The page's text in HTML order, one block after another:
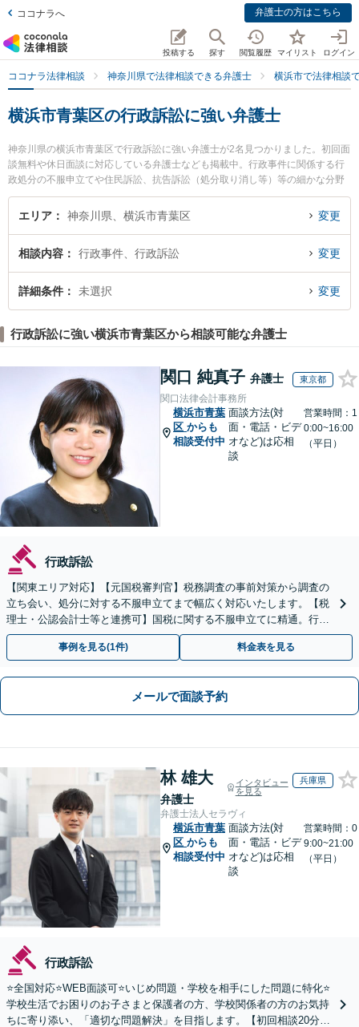
ココナラへ 弁護士の方はこちら
投稿する 探す 閲覧履歴 マイリスト ログイン
ココナラ法律相談 神奈川県で法律相談できる弁護士 横浜市で法律相談
横浜市青葉区の行政訴訟に強い弁護士
神奈川県の横浜市青葉区で行政訴訟に強い弁護士が2名見つかりました。初回面
談無料や休日面談に対応している弁護士なども掲載中。行政事件に関係する行
政処分の不服申立てや住民訴訟、抗告訴訟（処分取り消し等）等の細かな分野
での絞り込み検索もでき便利です。特にアスールたまプラ法律事務所の猪野 匡
史弁護士や青葉台法律事務所の佐々木 博征弁護士のプロフィール情報や弁護士
決の実績豊富な近くの弁護士を検索したい』『初回相談無料で行政訴訟を法律
相談できる横浜市青葉区内の弁護士に相談予約したい』などでお困りの相談者
さんにおすすめです。
エリア 神奈川県、横浜市青葉区 変更
相談内容 行政事件、行政訴訟 変更
詳細条件 未選択 変更
行政訴訟に強い横浜市青葉区から相談可能な弁護士
関口 純真子 弁護士 東京都
関口法律会計事務所
横浜市青葉
区 からも
相談受付中
面談方法(対
面・電話・ビデ
オなど)は応相
談
営業時間：1
0:00~16:00
（平日）
行政訴訟
【関東エリア対応】【元国税審判官】税務調査の事前対策から調査の
立ち会い、処分に対する不服申立てまで幅広く対応いたします。【税
理士・公認会計士等と連携可】国税に関する不服申立てに精通。行政
側の知見を活かしたサポートいたします
事例を見る(1件) 料金表を見る
メールで面談予約
林 雄大
弁護士
インタビュー
を見る
兵庫県
弁護士法人セラヴィ
横浜市青葉
区 からも
相談受付中
面談方法(対
面・電話・ビデ
オなど)は応相
談
営業時間：0
9:00~21:00
（平日）
行政訴訟
⭐️全国対応⭐️WEB面談可⭐️いじめ問題・学校を相手にした問題に特化⭐️
学校生活でお困りのお子さまと保護者の方、学校関係者の方のお気持
ちに寄り添い、「適切な問題解決」を目指します。【初回相談20分無